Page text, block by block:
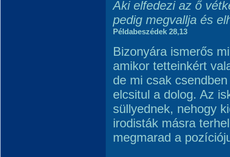
Aki elfedezi az ő
pedig megvallja és
Példabeszédek 28,13
Bizonyára ismerős
amikor tetteinkért
de mi csak
elcsitul a dolog. Az
süllyednek, nehogy
irodisták másra
megmarad a